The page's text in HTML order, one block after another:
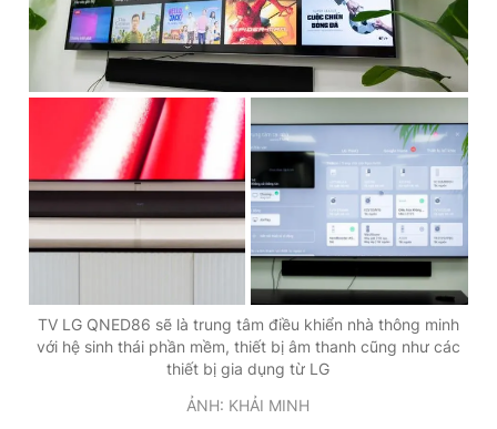
TV LG QNED86 sẽ là trung tâm điều khiển nhà thông minh
với hệ sinh thái phần mềm, thiết bị âm thanh cũng như các
thiết bị gia dụng từ LG
ẢNH: KHẢI MINH